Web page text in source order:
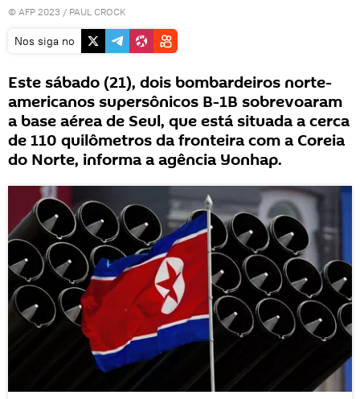
© AFP 2023 / PAUL CROCK
Nos siga no
Este sábado (21), dois bombardeiros norte-
americanos supersônicos B-1B sobrevoaram
a base aérea de Seul, que está situada a cerca
de 110 quilômetros da fronteira com a Coreia
do Norte, informa a agência Yonhap.